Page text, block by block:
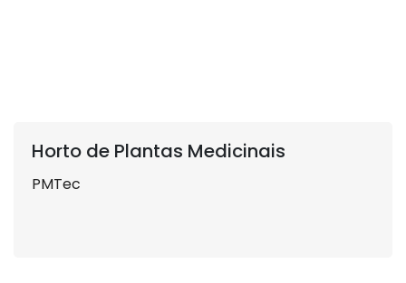
Horto de Plantas Medicinais
PMTec